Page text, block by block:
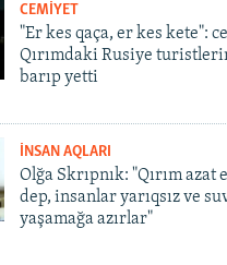
CEMİYET
"Er kes qaça, er kes kete":
Qırımdaki Rusiye
barıp yetti
İNSAN AQLARI
Olğa Skrıpnık: "Qırım azat
dep, insanlar yarıqsız ve
yaşamağa azırlar"